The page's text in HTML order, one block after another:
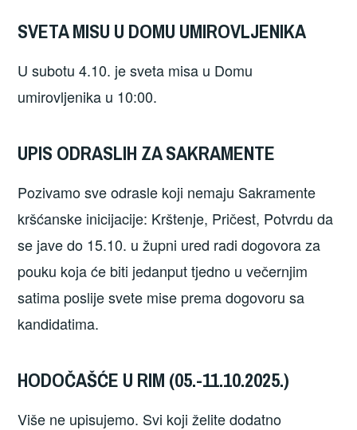
SVETA MISU U DOMU UMIROVLJENIKA
U subotu 4.10. je sveta misa u Domu
umirovljenika u 10:00.
UPIS ODRASLIH ZA SAKRAMENTE
Pozivamo sve odrasle koji nemaju Sakramente
kršćanske inicijacije: Krštenje, Pričest, Potvrdu da
se jave do 15.10. u župni ured radi dogovora za
pouku koja će biti jedanput tjedno u večernjim
satima poslije svete mise prema dogovoru sa
kandidatima.
HODOČAŠĆE U RIM (05.-11.10.2025.)
Više ne upisujemo. Svi koji želite dodatno